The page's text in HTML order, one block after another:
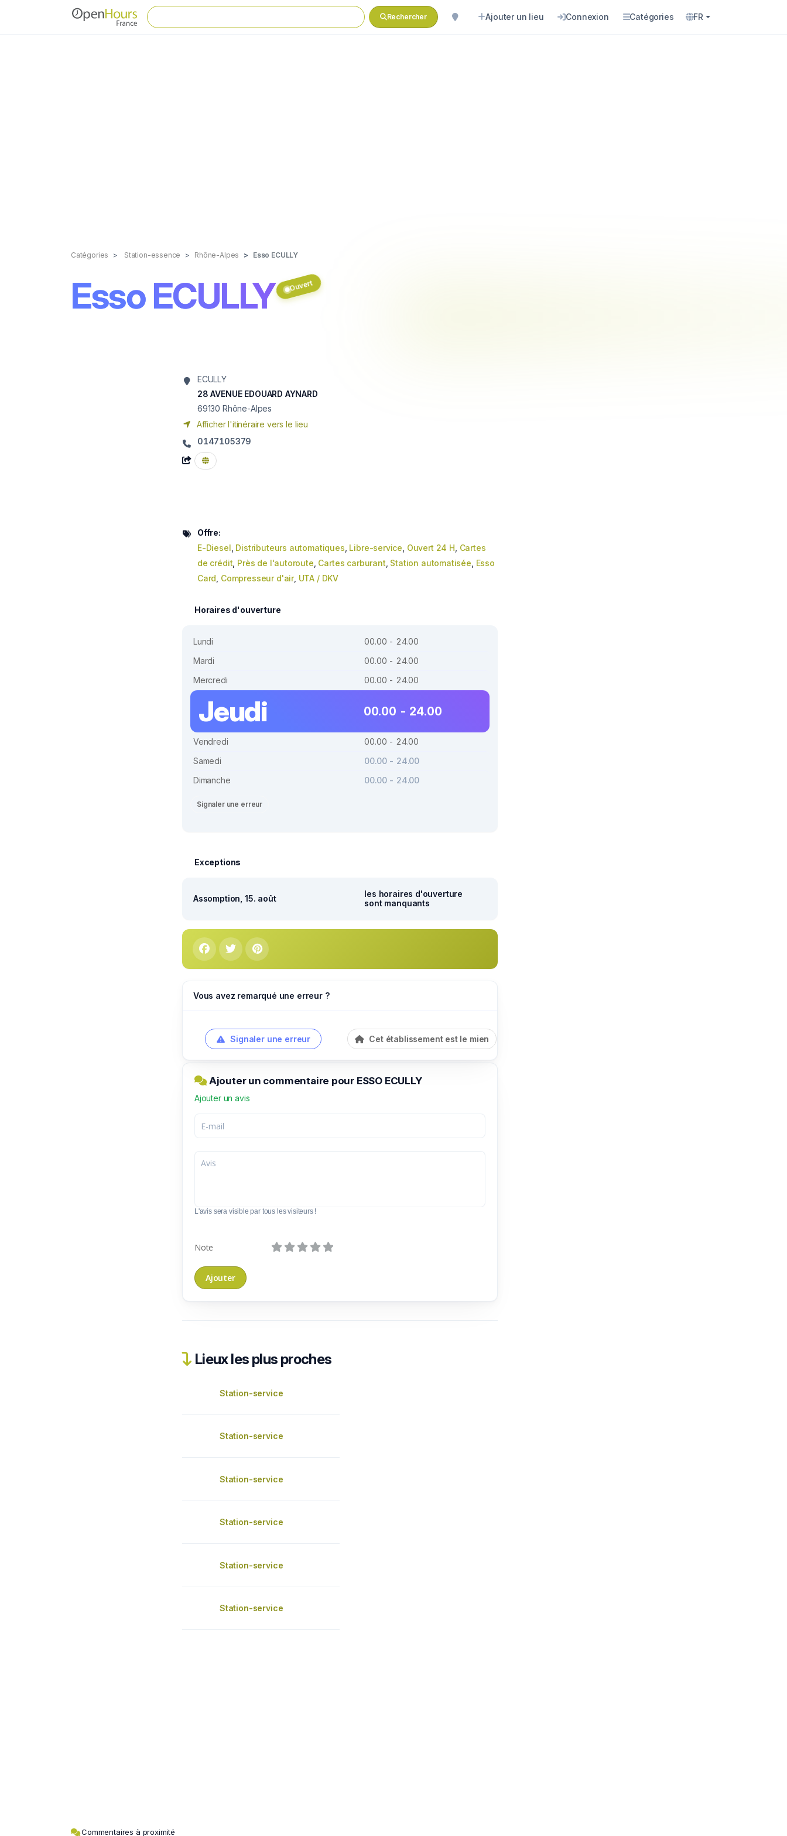
Rechercher Ajouter un lieu Connexion Catégories FR
Catégories Station-essence Rhône-Alpes Esso ECULLY
Esso ECULLY Ouvert
ECULLY
28 AVENUE EDOUARD AYNARD
69130 Rhône-Alpes
Afficher l'itinéraire vers le lieu
0147105379
Offre:
E-Diesel Distributeurs automatiques Libre-service Ouvert 24 H Cartes
de crédit Près de l'autoroute Cartes carburant Station automatisée Esso
Card Compresseur d'air, UTA / DKV
Horaires d'ouverture
Lundi
00.00 - 24.00
Mardi
00.00 - 24.00
Mercredi
00.00 - 24.00
Jeudi 00.00 - 24.00
Vendredi
00.00 - 24.00
Samedi
00.00 - 24.00
Dimanche
00.00 - 24.00
Signaler une erreur
Exceptions
Assomption, 15. août
les horaires d'ouverture
sont manquants
Vous avez remarqué une erreur ?
Signaler une erreur Cet établissement est le mien
Ajouter un commentaire pour ESSO ECULLY
Ajouter un avis
L'avis sera visible par tous les visiteurs !
Note
Lieux les plus proches
Station-service
Station-service
Station-service
Station-service
Station-service
Station-service
Commentaires à proximité